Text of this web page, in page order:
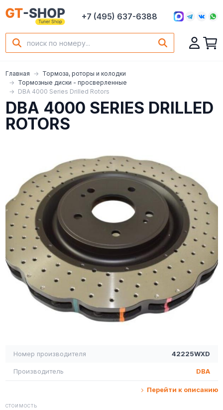
+7 (495) 637-6388
Главная
Тормоза, роторы и колодки
Тормозные диски - просверленные
DBA 4000 Series Drilled Rotors
DBA 4000 SERIES DRILLED
ROTORS
Номер производителя 42225WXD
Производитель DBA
Перейти к описанию
СТОИМОСТЬ